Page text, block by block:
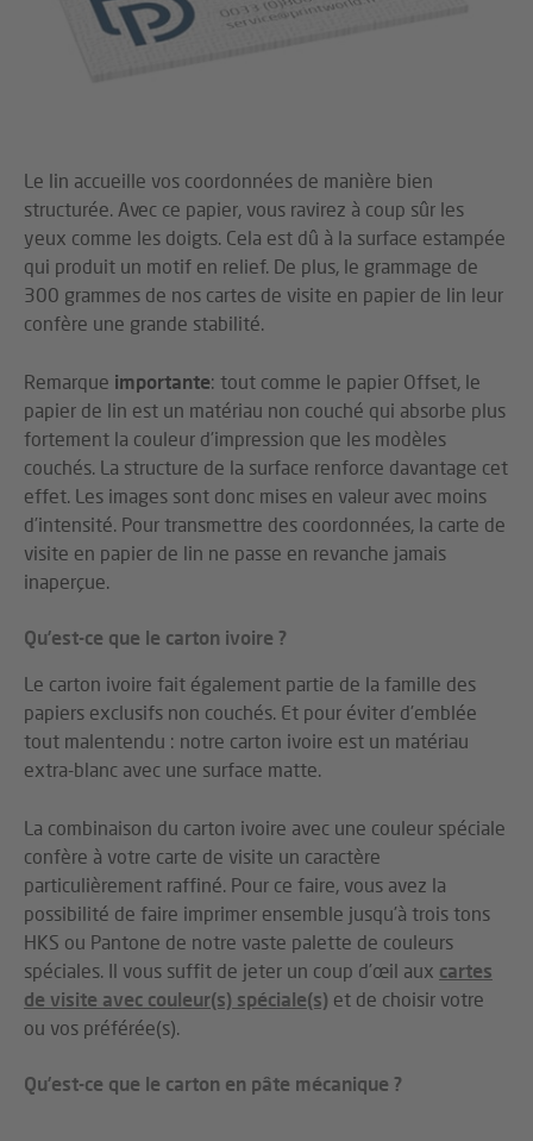
Le lin accueille vos coordonnées de manière bien
structurée. Avec ce papier, vous ravirez à coup sûr les
yeux comme les doigts. Cela est dû à la surface estampée
qui produit un motif en relief. De plus, le grammage de
300 grammes de nos cartes de visite en papier de lin leur
confère une grande stabilité.
Remarque importante: tout comme le papier Offset, le
papier de lin est un matériau non couché qui absorbe plus
fortement la couleur d’impression que les modèles
couchés. La structure de la surface renforce davantage cet
effet. Les images sont donc mises en valeur avec moins
d’intensité. Pour transmettre des coordonnées, la carte de
visite en papier de lin ne passe en revanche jamais
inaperçue.
Qu’est-ce que le carton ivoire ?
Le carton ivoire fait également partie de la famille des
papiers exclusifs non couchés. Et pour éviter d’emblée
tout malentendu : notre carton ivoire est un matériau
extra-blanc avec une surface matte.
La combinaison du carton ivoire avec une couleur spéciale
confère à votre carte de visite un caractère
particulièrement raffiné. Pour ce faire, vous avez la
possibilité de faire imprimer ensemble jusqu’à trois tons
HKS ou Pantone de notre vaste palette de couleurs
spéciales. Il vous suffit de jeter un coup d’œil aux cartes
de visite avec couleur(s) spéciale(s) et de choisir votre
ou vos préférée(s).
Qu’est-ce que le carton en pâte mécanique ?